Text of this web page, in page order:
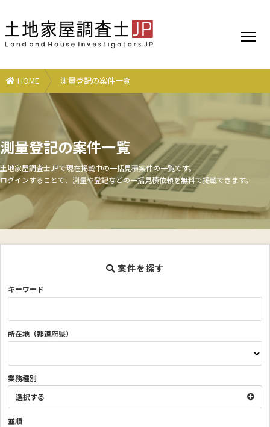
HOME 測量登記の案件一覧
測量登記の案件一覧
土地家屋調査士JPで現在掲載中の一括見積案件の一覧です。
ログインすることで、測量や登記などの一括見積依頼を無料で掲載できます。
案件を探す
キーワード
所在地（都道府県）
業務種別
選択する
並順